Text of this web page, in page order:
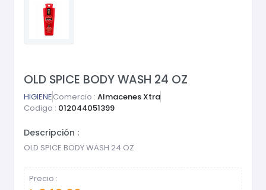
OLD SPICE BODY WASH 24 OZ
HIGIENEComercio : Almacenes Xtra
Codigo : 012044051399
Descripción :
OLD SPICE BODY WASH 24 OZ
Precio :